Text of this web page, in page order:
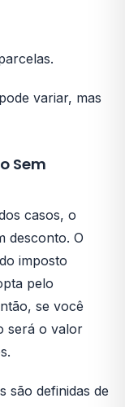
variar, mas
Sem
casos, o
desconto. O
imposto
pelo
se você
será o valor
são definidas de